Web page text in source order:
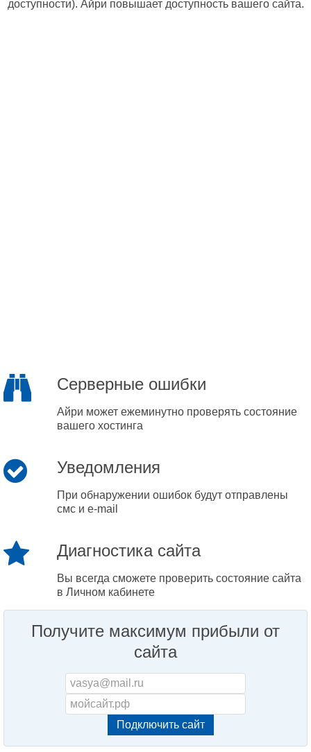
доступности). Айри повышает доступность вашего сайта.
Серверные ошибки
Айри может ежеминутно проверять состояние
вашего хостинга
Уведомления
При обнаружении ошибок будут отправлены
смс и e-mail
Диагностика сайта
Вы всегда сможете проверить состояние сайта
в Личном кабинете
Получите максимум прибыли от
сайта